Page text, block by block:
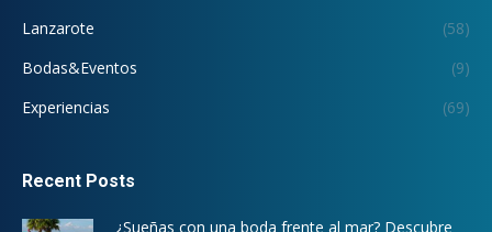
Lanzarote
(58)
Bodas&Eventos
(9)
Experiencias
(69)
Recent Posts
¿Sueñas con una boda frente al mar? Descubre